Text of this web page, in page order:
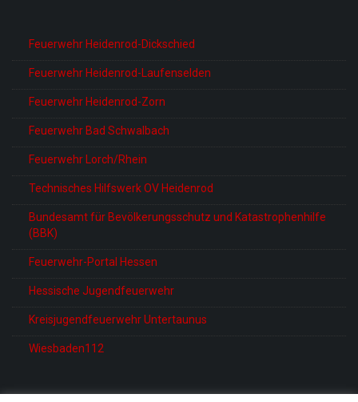
Feuerwehr Heidenrod-Dickschied
Feuerwehr Heidenrod-Laufenselden
Feuerwehr Heidenrod-Zorn
Feuerwehr Bad Schwalbach
Feuerwehr Lorch/Rhein
Technisches Hilfswerk OV Heidenrod
Bundesamt für Bevölkerungsschutz und Katastrophenhilfe
(BBK)
Feuerwehr-Portal Hessen
Hessische Jugendfeuerwehr
Kreisjugendfeuerwehr Untertaunus
Wiesbaden112